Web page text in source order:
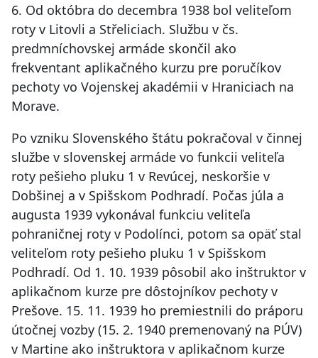
6. Od októbra do decembra 1938 bol veliteľom
roty v Litovli a Střeliciach. Službu v čs.
predmníchovskej armáde skončil ako
frekventant aplikačného kurzu pre poručíkov
pechoty vo Vojenskej akadémii v Hraniciach na
Morave.
Po vzniku Slovenského štátu pokračoval v činnej
službe v slovenskej armáde vo funkcii veliteľa
roty pešieho pluku 1 v Revúcej, neskoršie v
Dobšinej a v Spišskom Podhradí. Počas júla a
augusta 1939 vykonával funkciu veliteľa
pohraničnej roty v Podolínci, potom sa opäť stal
veliteľom roty pešieho pluku 1 v Spišskom
Podhradí. Od 1. 10. 1939 pôsobil ako inštruktor v
aplikačnom kurze pre dôstojníkov pechoty v
Prešove. 15. 11. 1939 ho premiestnili do práporu
útočnej vozby (15. 2. 1940 premenovaný na PÚV)
v Martine ako inštruktora v aplikačnom kurze